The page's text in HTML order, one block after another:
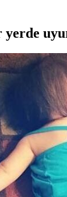
yerde